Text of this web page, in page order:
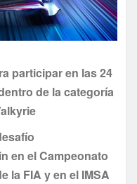
participar en las 24
de la categoría
en el Campeonato
la FIA y en el IMSA